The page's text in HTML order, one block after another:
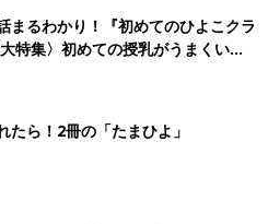
されたのですが、、
惑は辛かったですわー！！！笑
い！
まるわかり！『初めてのひよこクラ
特集〉初めての授乳がうまくい
ルクの基本と夏のトラブル 解決テ
たら！2冊の「たまひよ」